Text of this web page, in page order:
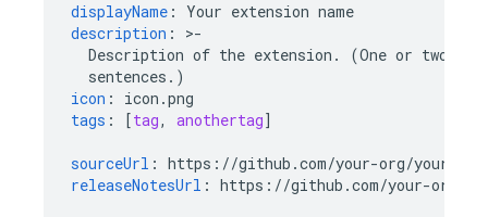
displayName :
Your extension name
description : >-
Description of the extension. (One or two
sentences.)
icon :
icon.png
tags : [tag, anothertag]
sourceUrl : https://github.com/your-org/your-
releaseNotesUrl : https://github.com/your-org/